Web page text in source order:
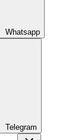
Whatsapp
Telegram